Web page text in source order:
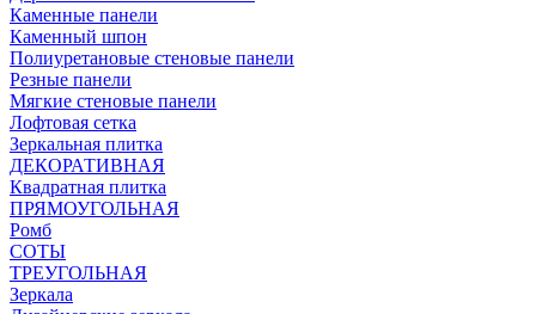
Каменные панели
Каменный шпон
Полиуретановые стеновые панели
Резные панели
Мягкие стеновые панели
Лофтовая сетка
Зеркальная плитка
ДЕКОРАТИВНАЯ
Квадратная плитка
ПРЯМОУГОЛЬНАЯ
Ромб
СОТЫ
ТРЕУГОЛЬНАЯ
Зеркала